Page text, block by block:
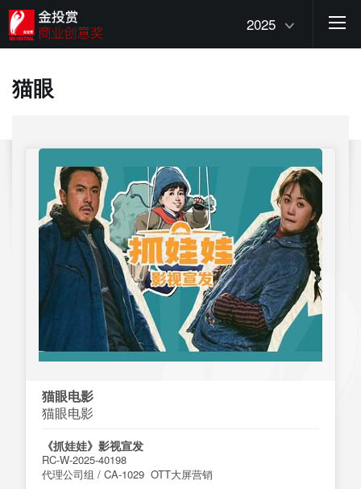
2025
猫眼
猫眼电影
猫眼电影
《抓娃娃》影视宣发
RC-W-2025-40198
代理公司组 / CA-1029 OTT大屏营销